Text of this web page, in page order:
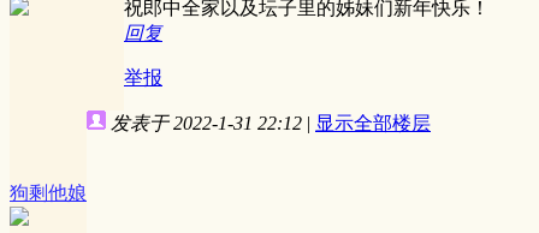
祝郎中全家以及坛子里的姊妹们新年快乐！
回复
举报
狗剩他娘
发表于 2022-1-31 22:12 | 显示全部楼层